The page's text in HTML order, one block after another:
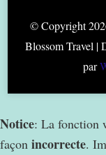
© Copyright
Blossom Travel |
par
Notice: La fonction
façon incorrecte.